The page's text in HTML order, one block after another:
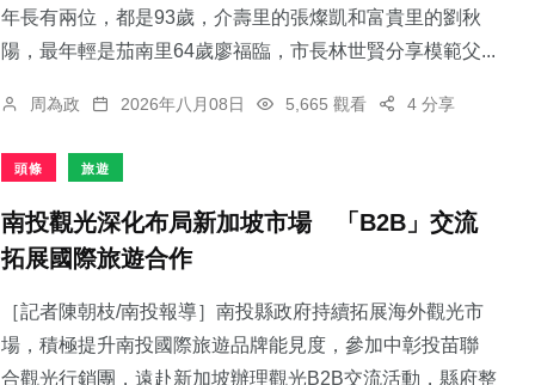
年長有兩位，都是93歲，介壽里的張燦凱和富貴里的劉秋
陽，最年輕是茄南里64歲廖福臨，市長林世賢分享模範父...
周為政 2026年八月08日 5,665 觀看 4 分享
頭條 旅遊
南投觀光深化布局新加坡市場 「B2B」交流
拓展國際旅遊合作
［記者陳朝枝/南投報導］南投縣政府持續拓展海外觀光市
場，積極提升南投國際旅遊品牌能見度，參加中彰投苗聯
合觀光行銷團，遠赴新加坡辦理觀光B2B交流活動，縣府整